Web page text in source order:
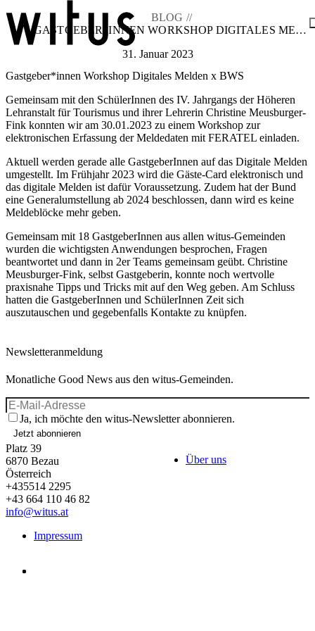
Über uns
Mitglieder
Service
KEM witus
Kontakt
BLOG //
GASTGEBER*INNEN WORKSHOP DIGITALES MELDEN X BWS
31. Januar 2023
Gastgeber*innen Workshop Digitales Melden x BWS
Gemeinsam mit den SchülerInnen des IV. Jahrgangs der Höheren
Lehranstalt für Tourismus und ihrer Lehrerin Christine Meusburger-
Fink konnten wir am 30.01.2023 zu einem Workshop zur
elektronischen Erfassung der Meldedaten mit FERATEL einladen.
Aktuell werden gerade alle GastgeberInnen auf das Digitale Melden
umgestellt. Im Frühjahr 2023 wird die Gäste-Card elektronisch und
das digitale Melden ist dafür Voraussetzung. Zudem hat der Bund
eine Generalumstellung ab 2024 beschlossen, dann wird es keine
Meldeblöcke mehr geben.
Gemeinsam mit 18 GastgeberInnen aus allen witus-Gemeinden
wurden die wichtigsten Anwendungen besprochen, Fragen
beantwortet und dann in 2er Teams gemeinsam geübt. Christine
Meusburger-Fink, selbst Gastgeberin, konnte noch wertvolle
praxisnahe Tipps und Tricks mit auf den Weg geben. Am Schluss
hatten die GastgeberInnen und SchülerInnen Zeit sich
auszutauschen und gegebenfalls Kontakte zu knüpfen.
Newsletteranmeldung
Monatliche Good News aus den witus-Gemeinden.
Ja, ich möchte den witus-Newsletter abonnieren.
Jetzt abonnieren
Platz 39
6870 Bezau
Österreich
+435514 2295
+43 664 110 46 82
info@witus.at
Über uns
Impressum